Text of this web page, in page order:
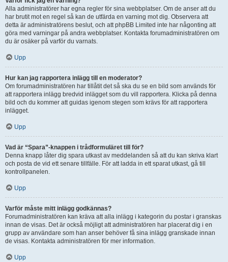
Alla administratörer har egna regler för sina webbplatser. Om de anser att du
har brutit mot en regel så kan de utfärda en varning mot dig. Observera att
detta är administratörens beslut, och att phpBB Limited inte har någonting att
göra med varningar på andra webbplatser. Kontakta forumadministratören om
du är osäker på varför du varnats.
Upp
Hur kan jag rapportera inlägg till en moderator?
Om forumadministratören har tillåtit det så ska du se en bild som används för
att rapportera inlägg bredvid inlägget som du vill rapportera. Klicka på denna
bild och du kommer att guidas igenom stegen som krävs för att rapportera
inlägget.
Upp
Vad är “Spara”-knappen i trådformuläret till för?
Denna knapp låter dig spara utkast av meddelanden så att du kan skriva klart
och posta de vid ett senare tillfälle. För att ladda in ett sparat utkast, gå till
kontrollpanelen.
Upp
Varför måste mitt inlägg godkännas?
Forumadministratören kan kräva att alla inlägg i kategorin du postar i granskas
innan de visas. Det är också möjligt att administratören har placerat dig i en
grupp av användare som han anser behöver få sina inlägg granskade innan
de visas. Kontakta administratören för mer information.
Upp